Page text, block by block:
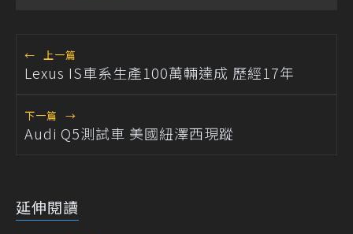
← 上一篇
Lexus IS車系生產100萬輛達成 歷經17年
下一篇 →
Audi Q5測試車 美國紐澤西現蹤
延伸閱讀